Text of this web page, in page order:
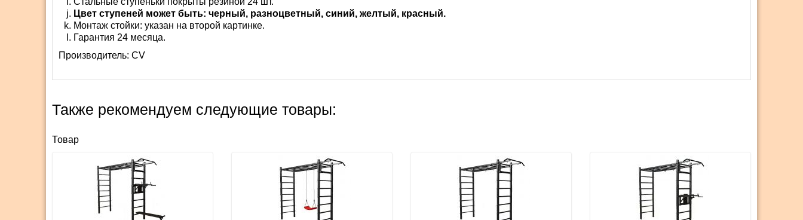
Цвет ступеней может быть: черный, разноцветный, синий, желтый, красный.
Монтаж стойки: указан на второй картинке.
Гарантия 24 месяца.
Производитель: СV
Также рекомендуем следующие товары:
Товар